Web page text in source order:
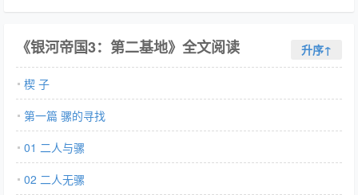
《银河帝国3：第二基地》全文阅读 升序↑
楔 子
第一篇 骡的寻找
01 二人与骡
02 二人无骡